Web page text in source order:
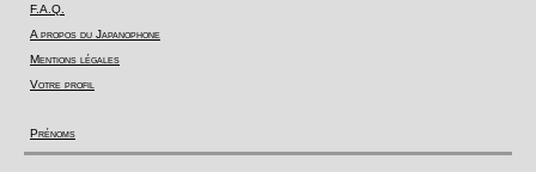
F.A.Q.
A propos du Japanophone
Mentions légales
Votre profil
Prénoms